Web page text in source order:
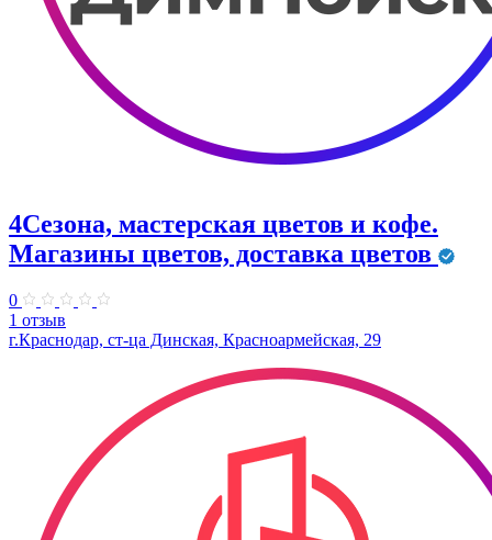
4Сезона, мастерская цветов и кофе.
Магазины цветов, доставка цветов
0
1 отзыв
г.Краснодар, ст-ца Динская, Красноармейская, 29